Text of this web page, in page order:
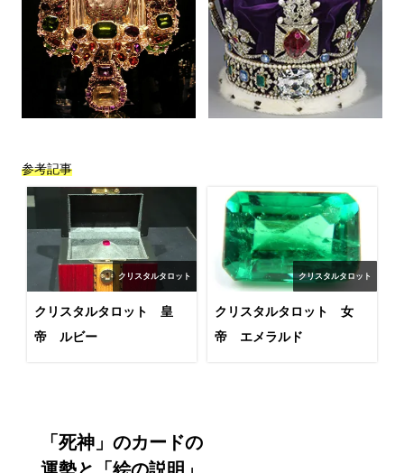
参考記事
クリスタルタロット
クリスタルタロット 皇
帝 ルビー
クリスタルタロット
クリスタルタロット 女
帝 エメラルド
「死神」のカードの